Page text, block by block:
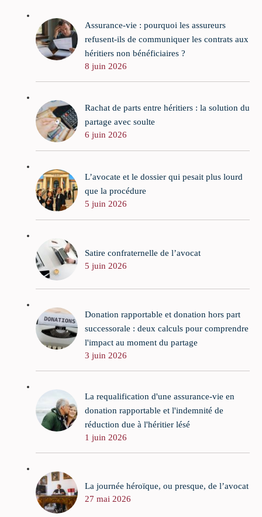
Assurance-vie : pourquoi les assureurs
refusent-ils de communiquer les contrats aux
héritiers non bénéficiaires ?
8 juin 2026
Rachat de parts entre héritiers : la solution du
partage avec soulte
6 juin 2026
L’avocate et le dossier qui pesait plus lourd
que la procédure
5 juin 2026
Satire confraternelle de l’avocat
5 juin 2026
Donation rapportable et donation hors part
successorale : deux calculs pour comprendre
l'impact au moment du partage
3 juin 2026
La requalification d'une assurance-vie en
donation rapportable et l'indemnité de
réduction due à l'héritier lésé
1 juin 2026
La journée héroïque, ou presque, de l’avocat
27 mai 2026